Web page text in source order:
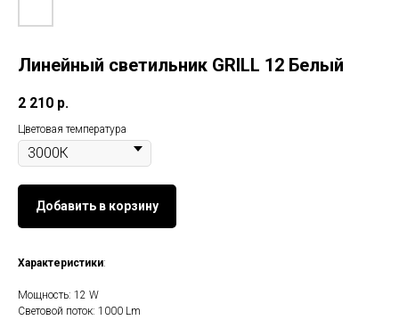
Линейный светильник GRILL 12 Белый
2 210 р.
Цветовая температура
Добавить в корзину
Характеристики:
Мощность: 12 W
Световой поток: 1000 Lm